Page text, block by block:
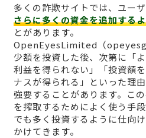
多くの詐欺サイトでは、ユー
さらに多くの資金を追加する
とがあります。
OpenEyesLimited（
少額を投資した後、次第に「
利益を得られない」「投資額
ナスが得られる」といった理
強要することがあります。こ
を搾取するためによく使う手
でも多く投資するように仕向
かけてきます。